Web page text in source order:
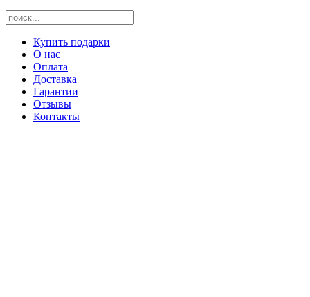
Купить подарки
О нас
Оплата
Доставка
Гарантии
Отзывы
Контакты